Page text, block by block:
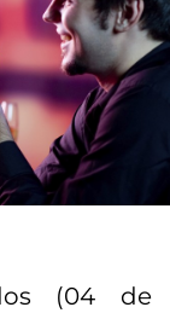
(04 de